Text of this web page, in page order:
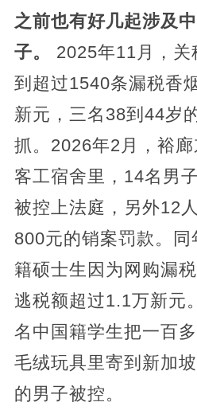
之前也有好几起涉及
子。
2025年11月，
到超过1540条漏税香
新元，三名38到44岁
抓。2026年2月，裕
客工宿舍里，14名男
被控上法庭，另外12
800元的销案罚款。同
籍硕士生因为网购漏
逃税额超过1.1万新元
名中国籍学生把一百
毛绒玩具里寄到新加
的男子被控。